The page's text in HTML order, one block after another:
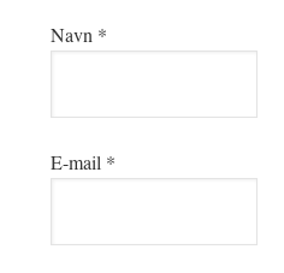
Navn *
E-mail *